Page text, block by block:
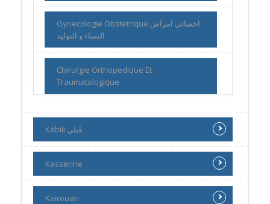
Gynecologie Obstetrique اخصائي امراض
النساء و التوليد
Chirurgie Orthopedique Et
Traumatologique
Kébili ڨبلي
Kasserine
Kairouan